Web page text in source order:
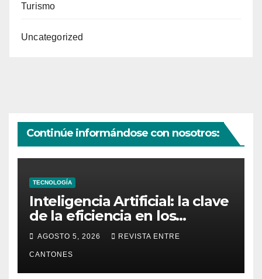
Turismo
Uncategorized
Continúe informándose con nosotros:
TECNOLOGÍA
Inteligencia Artificial: la clave
de la eficiencia en los
Centros de Operaciones de
Seguridad
AGOSTO 5, 2026 REVISTA ENTRE
CANTONES